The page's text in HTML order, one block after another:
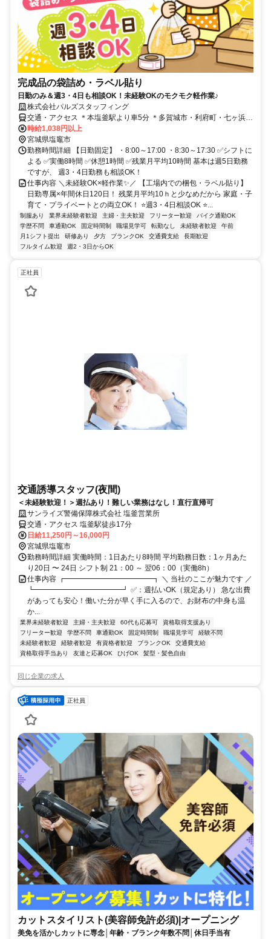
完成品の袋詰め・ラベル貼り
日勤のみ＆週3・4日も相談OK！未経験OKのモクモク軽作業♪
株式会社パルズスタッフィング
交通・アクセス ＊本塩釜駅より車5分 ＊多賀城市・利府町・七ヶ浜
町・仙台市宮城野区からも車で30分圏内！
時給1,038円以上
宮城県塩竈市
勤務時間詳細 【日勤固定】 ・8:00～17:00 ・8:30～17:30 ✅シフトに
よる ✅実働8時間 ✅休憩1時間 ✅残業月平均10時間 基本は週5日勤務
ですが、 週3・4日勤務も相談OK！
仕事内容 ＼未経験OK×軽作業✨／ 【工場内での梱包・ラベル貼り】
日勤専属×年間休日120日！ 残業月平均10ｈと少なめだから 家庭・子
育て・プライベートとの両立OK！ ⭐週3・4日相談OK ⭐...
制服あり 業界未経験者歓迎 主婦・主夫歓迎 フリーター歓迎
バイク通勤OK
学歴不問
車通勤OK 固定時間制 職場見学可 転勤なし 未経験者歓迎
午前
月1シフト提出
研修あり 夕方 ブランクOK 交通費支給
長期歓迎
フルタイム歓迎
週2・3日からOK
正社員
交通誘導スタッフ(夜間)
＜未経験歓迎！＞週払あり！難しい業務はなし！直行直帰可
サンライズ警備保障株式会社 塩釜営業所
交通・アクセス 塩釜駅徒歩17分
日給11,250円～16,000円
宮城県塩竈市
勤務時間詳細 実働時間：1日あたり8時間 平均勤務日数：1ヶ月あた
り20日 〜 24日 シフト制 21：00 ～ 翌06：00（実働8h）
仕事内容 ┏━━━━━━━━━━━━┓ ＼ 当社のここが魅力です ／
┗━━━━━━━━━━━━┛ ✅：週払いOK（規定あり） 急な出費
があっても安心！働いた分が早く手に入るので、お財布の中身も温
か...
業界未経験者歓迎 主婦・主夫歓迎 60代も応募可
資格取得支援あり
フリーター歓迎
学歴不問 車通勤OK 固定時間制 職場見学可
経験不問
未経験者歓迎
経験者歓迎 有資格者歓迎 ブランクOK
交通費支給
資格取得手当あり
友達と応募OK ひげOK 髪型・髪色自由
同じ企業の求人
正社員
カットスタイリスト(美容師免許必須)|オープニング
美免を活かしカットに専念│年齢・ブランク年数不問│休日手当有